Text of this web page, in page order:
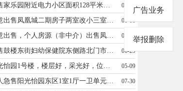
出售家乐园附近电力小区面积128平米步梯中间楼层带17平米小房满五唯一冬天供暖27度居住舒适急售65万首付10万即可随时看房联系17732988871 01-04
诚意出售凤凰城二期房子两室改小三室，精装修+地下车位+小房，一手房本，中间最好楼层，全款60w，首付9万左右，房主联系电话15131330370，随时可以看房 06-06
诚意出售，个人房源（非中介）出售凤凰成95平，带储藏间，中间楼层，全款52万，全天采光无遮挡，详细了解15933398992，非诚勿扰，谢谢啦！ 07-05
出售鼓楼东街妇幼保健院东侧路北门市面积350平米证件齐全13700391218 06-25
阳光怡园1号楼，楼层好，采光好，位置好，一室一厅，紧邻信和商厦，大公园62.95平米契税维修基金已交，35万价格可议！联系电话18903190310 05-09
个人急售阳光怡园东区1室1厅一卫单元房一套，楼层好，位置好，62.95平米。紧邻信和商厦，大公园。联系电话18903190310 07-30
广告业务
举报删除